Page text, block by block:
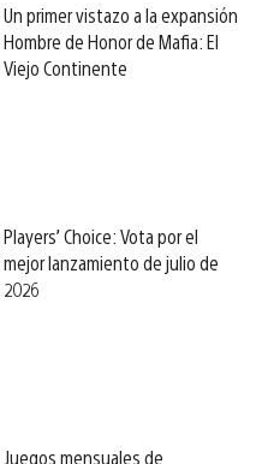
Un primer vistazo a la expansión
Hombre de Honor de Mafia: El
Viejo Continente
Players’ Choice: Vota por el
mejor lanzamiento de julio de
2026
Juegos mensuales de